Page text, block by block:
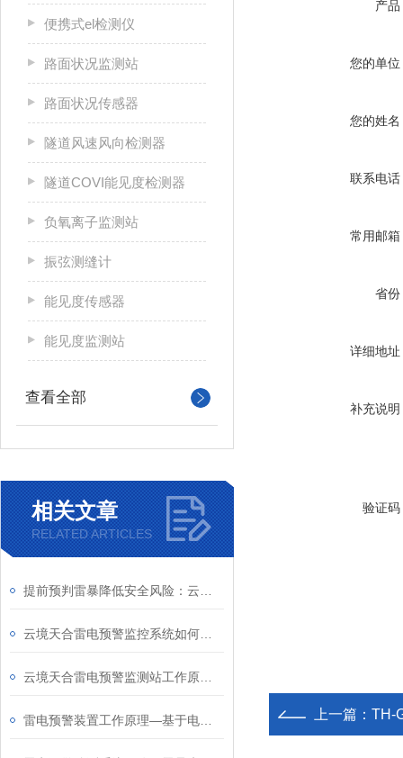
便携式el检测仪
路面状况监测站
路面状况传感器
隧道风速风向检测器
隧道COVI能见度检测器
负氧离子监测站
振弦测缝计
能见度传感器
能见度监测站
查看全部
相关文章
RELATED ARTICLES
产品
您的单位
您的姓名
联系电话
常用邮箱
省份
详细地址
补充说明
验证码
上一篇： TH-